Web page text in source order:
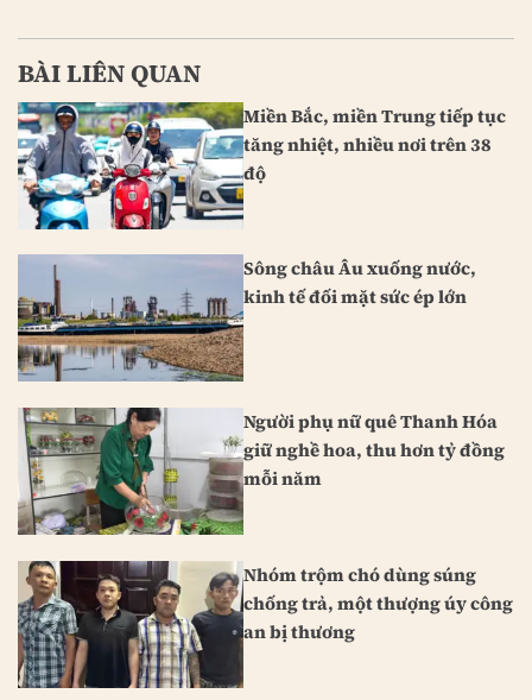
BÀI LIÊN QUAN
Miền Bắc, miền Trung tiếp tục
tăng nhiệt, nhiều nơi trên 38
độ
Sông châu Âu xuống nước,
kinh tế đối mặt sức ép lớn
Người phụ nữ quê Thanh Hóa
giữ nghề hoa, thu hơn tỷ đồng
mỗi năm
Nhóm trộm chó dùng súng
chống trả, một thượng úy công
an bị thương